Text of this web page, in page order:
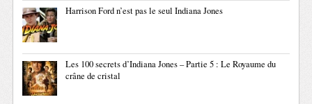
Harrison Ford n’est pas le seul Indiana Jones
Les 100 secrets d’Indiana Jones – Partie 5 : Le Royaume du
crâne de cristal